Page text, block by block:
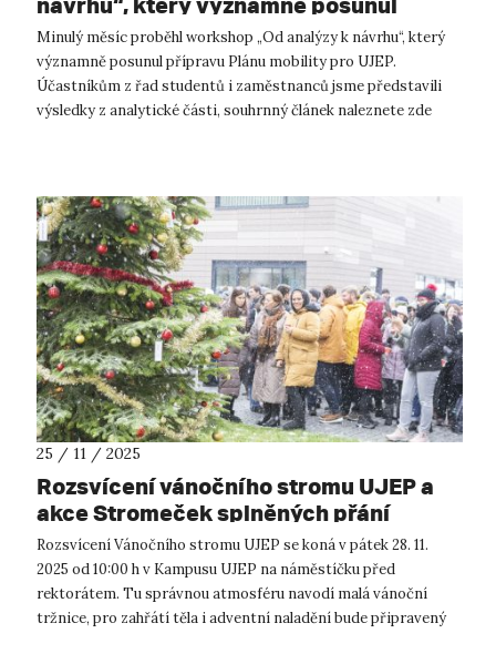
přípravu Plánu mobility pro UJEP.
Minulý měsíc proběhl workshop „Od analýzy k návrhu“, který
významně posunul přípravu Plánu mobility pro UJEP.
Účastníkům z řad studentů i zaměstnanců jsme představili
výsledky z analytické části, souhrnný článek naleznete zde
25 / 11 / 2025
Rozsvícení vánočního stromu UJEP a
akce Stromeček splněných přání
Rozsvícení Vánočního stromu UJEP se koná v pátek 28. 11.
2025 od 10:00 h v Kampusu UJEP na náměstíčku před
rektorátem. Tu správnou atmosféru navodí malá vánoční
tržnice, pro zahřátí těla i adventní naladění bude připravený